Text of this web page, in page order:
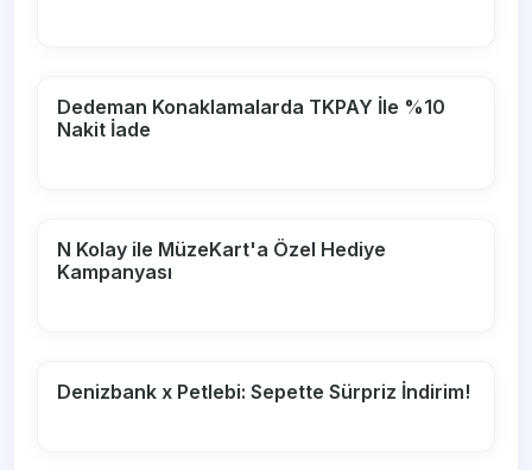
Dedeman Konaklamalarda TKPAY İle %10
Nakit İade
N Kolay ile MüzeKart'a Özel Hediye
Kampanyası
Denizbank x Petlebi: Sepette Sürpriz İndirim!